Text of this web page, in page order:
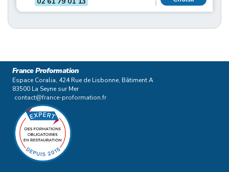
France Proformation
Espace Coralia, 424 Rue de Lisbonne, Bâtiment A
83500 La Seyne sur Mer
contact@france-proformation.fr